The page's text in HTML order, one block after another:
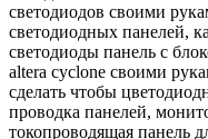
светодиодов своими
светодиодных панелей,
светодиоды панель с
altera cyclone своими
сделать чтобы
проводка панелей,
токопроводящая панель